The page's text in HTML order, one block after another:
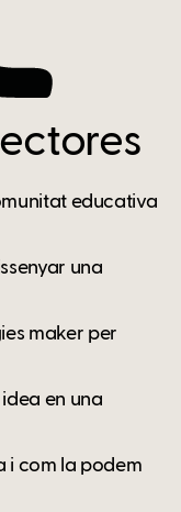
educativa
una
maker per
en una
i com la podem